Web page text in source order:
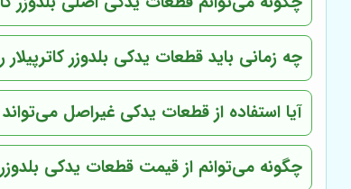
چه زمانی باید قطعات یدکی بلدوزر
آیا استفاده از قطعات یدکی غیراصل می‌تواند
چگونه می‌توانم از قیمت قطعات یدکی